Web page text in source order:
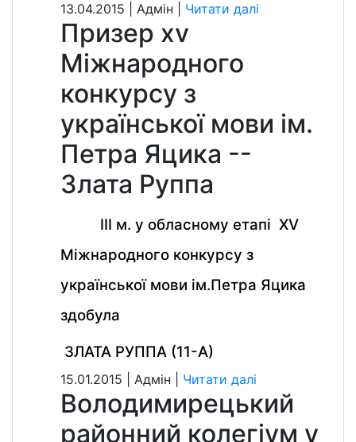
13.04.2015 | Aдмін | Читати далі
Призер xv
Міжнародного
конкурсу з
української мови ім.
Петра Яцика --
Злата Руппа
ІІІ м. у обласному етапі ХV
Міжнародного конкурсу з
української мови ім.Петра Яцика
здобула
ЗЛАТА РУППА (11-А)
15.01.2015 | Aдмін | Читати далі
Володимирецький
районний колегіум у